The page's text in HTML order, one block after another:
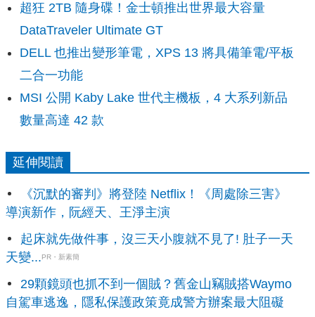
超狂 2TB 隨身碟！金士頓推出世界最大容量
DataTraveler Ultimate GT
DELL 也推出變形筆電，XPS 13 將具備筆電/平板
二合一功能
MSI 公開 Kaby Lake 世代主機板，4 大系列新品
數量高達 42 款
延伸閱讀
《沉默的審判》將登陸 Netflix！《周處除三害》
導演新作，阮經天、王淨主演
起床就先做件事，沒三天小腹就不見了! 肚子一天
天變...PR・新素簡
29顆鏡頭也抓不到一個賊？舊金山竊賊搭Waymo
自駕車逃逸，隱私保護政策竟成警方辦案最大阻礙